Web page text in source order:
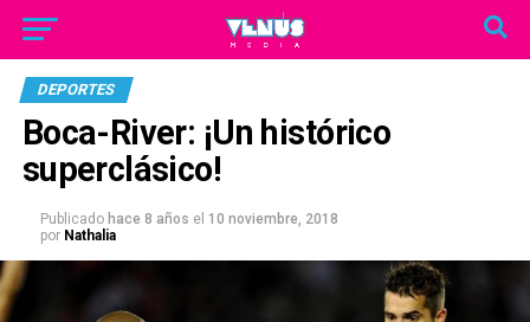
DEPORTES
Boca-River: ¡Un histórico
superclásico!
Publicado hace 8 años el 10 noviembre, 2018
por Nathalia